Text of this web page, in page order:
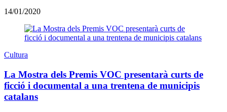
14/01/2020
Cultura
La Mostra dels Premis VOC presentarà curts de
ficció i documental a una trentena de municipis
catalans